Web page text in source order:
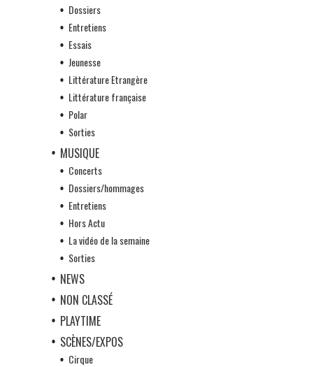
Dossiers
Entretiens
Essais
Jeunesse
Littérature Etrangère
Littérature française
Polar
Sorties
MUSIQUE
Concerts
Dossiers/hommages
Entretiens
Hors Actu
La vidéo de la semaine
Sorties
NEWS
NON CLASSÉ
PLAYTIME
SCÈNES/EXPOS
Cirque